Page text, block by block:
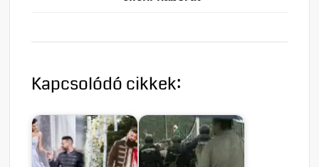
Kapcsolódó cikkek: